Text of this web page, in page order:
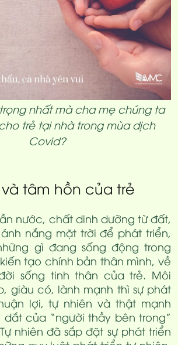
nhất mà cha mẹ chúng ta
trẻ tại nhà trong mùa dịch
Covid?
tâm hồn của trẻ
nước, chất dinh dưỡng từ đất,
nắng mặt trời để phát triển,
gì đang sống động trong
tạo chính bản thân mình, về
sống tinh thân của trẻ. Môi
giàu có, lành mạnh thì sự phát
lợi, tự nhiên và thật mạnh
dắt của “người thầy bên trong”
nhiên đã sắp đặt sự phát triển